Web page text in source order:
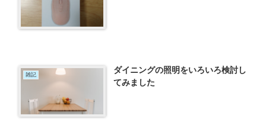
雑記
ダイニングの照明をいろいろ検討し
てみました